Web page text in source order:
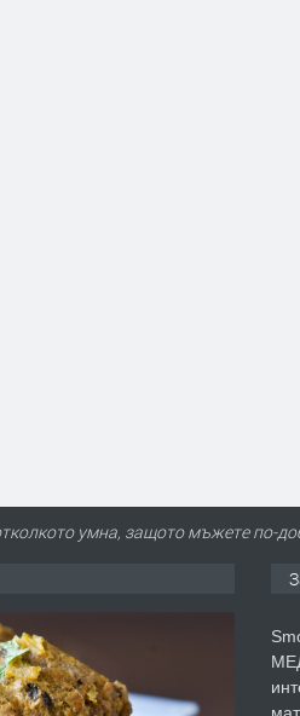
умна, защото мъжете по-